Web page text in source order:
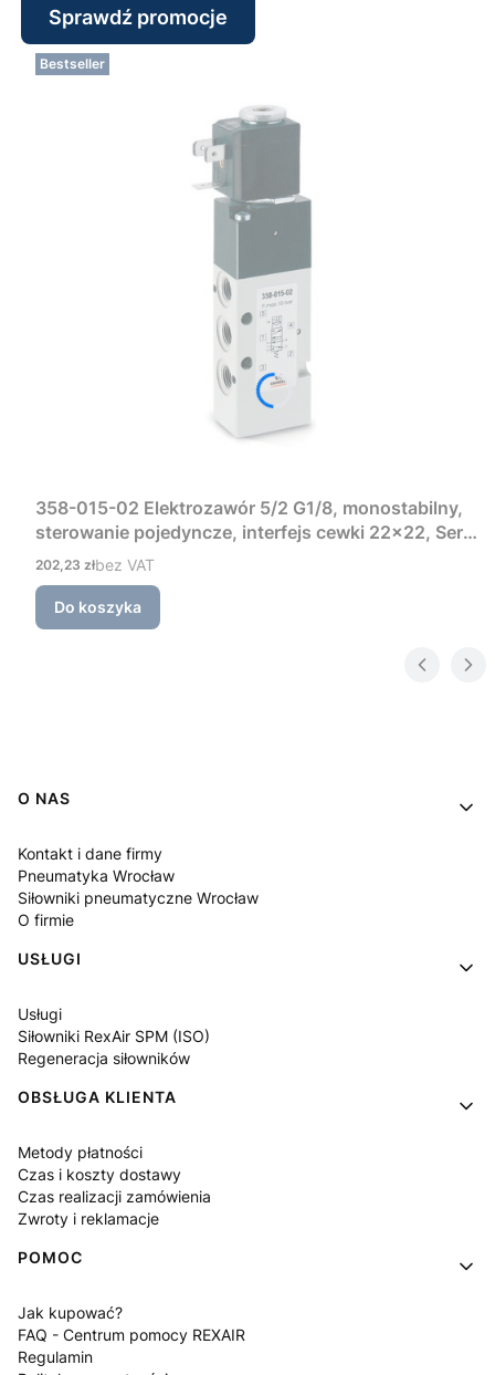
Sprawdź promocje
Bestseller
358-015-02 Elektrozawór 5/2 G1/8, monostabilny,
sterowanie pojedyncze, interfejs cewki 22×22, Seria
3 Camozzi
Cena
202,23 złbez VAT
Do koszyka
Linki w stopce
O NAS
Kontakt i dane firmy
Pneumatyka Wrocław
Siłowniki pneumatyczne Wrocław
O firmie
USŁUGI
Usługi
Siłowniki RexAir SPM (ISO)
Regeneracja siłowników
OBSŁUGA KLIENTA
Metody płatności
Czas i koszty dostawy
Czas realizacji zamówienia
Zwroty i reklamacje
POMOC
Jak kupować?
FAQ - Centrum pomocy REXAIR
Regulamin